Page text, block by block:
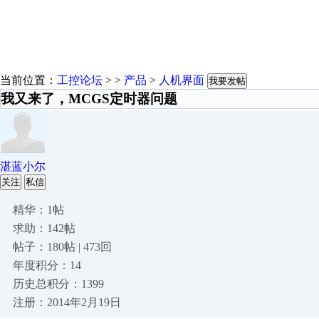
当前位置： 工控论坛 > > 产品 > 人机界面 我要发帖
我又来了，MCGS定时器问题
湛蓝小尔
关注 私信
精华：1帖
求助：142帖
帖子：180帖 | 473回
年度积分：14
历史总积分：1399
注册：2014年2月19日